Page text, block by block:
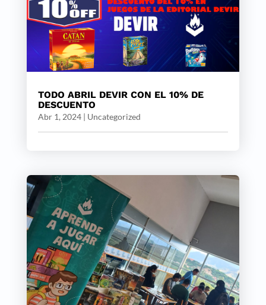
TODO ABRIL DEVIR CON EL 10% DE
DESCUENTO
Abr 1, 2024| Uncategorized